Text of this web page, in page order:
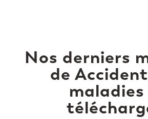
Nos derniers
de
maladies